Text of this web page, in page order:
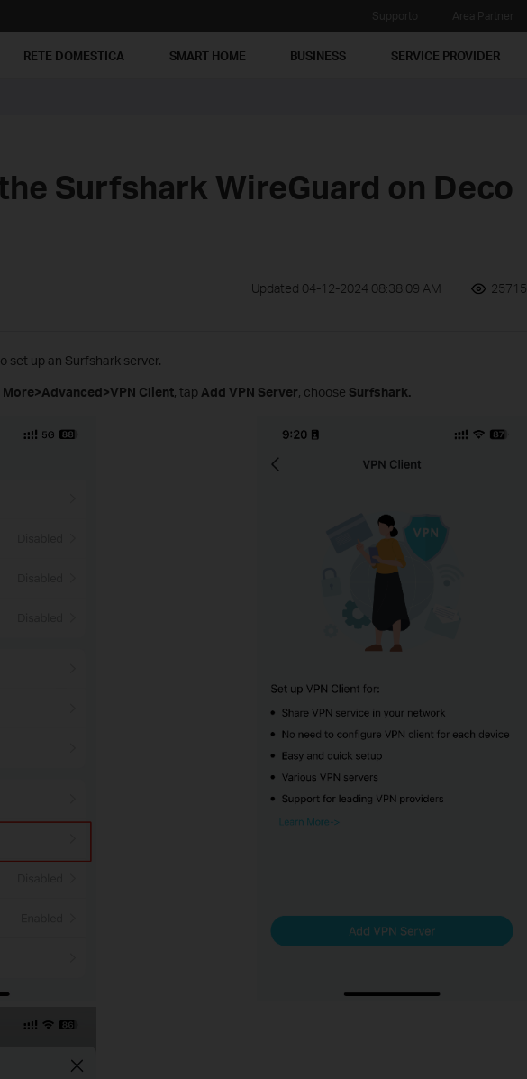
RETE DOMESTICA SMART HOME BUSINESS SERVICE PROVIDER
Surfshark WireGuard on Deco
Updated 04-12-2024 08:38:09 AM 25715
set up an Surfshark server.
More>Advanced>VPN Client, tap Add VPN Server, choose Surfshark.